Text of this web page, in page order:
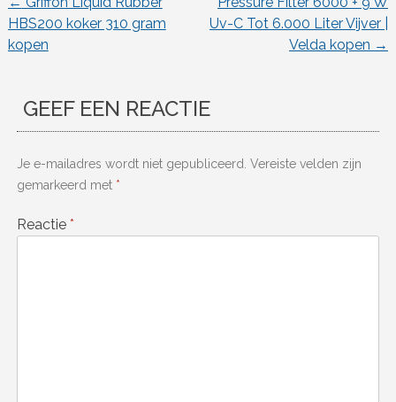
Berichtnavigatie
HBS200 koker 310 gram
kopen
Uv-C Tot 6.000 Liter Vijver |
Velda kopen →
GEEF EEN REACTIE
Je e-mailadres wordt niet gepubliceerd. Vereiste velden zijn
gemarkeerd met *
Reactie *